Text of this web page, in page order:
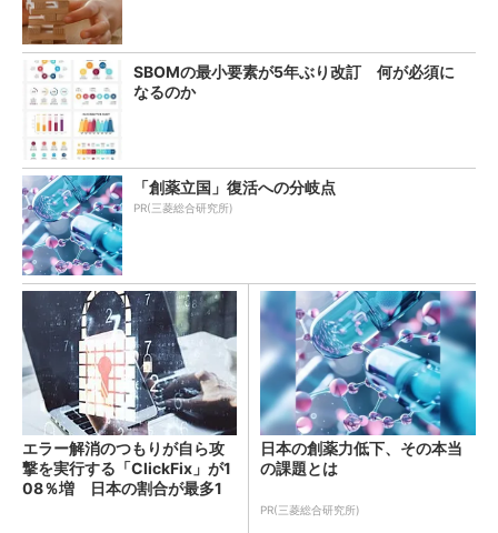
SBOMの最小要素が5年ぶり改訂 何が必須に
なるのか
「創薬立国」復活への分岐点
PR(三菱総合研究所)
エラー解消のつもりが自ら攻
撃を実行する「ClickFix」が1
08％増 日本の割合が最多1
日本の創薬力低下、その本当
の課題とは
PR(三菱総合研究所)